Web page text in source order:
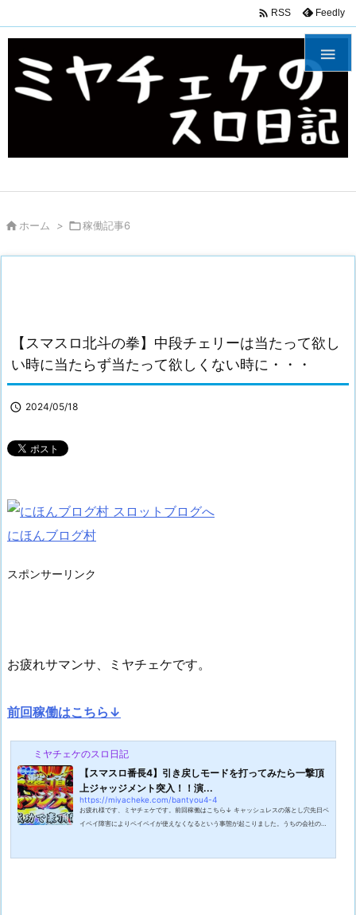

 RSS Feedly
 ホーム > 稼働記事6
【スマスロ北斗の拳】中段チェリーは当たって欲し
い時に当たらず当たって欲しくない時に・・・
 2024/05/18
にほんブログ村
スポンサーリンク
お疲れサマンサ、ミヤチェケです。
前回稼働はこちら↓
ミヤチェケのスロ日記
【スマスロ番長4】引き戻しモードを打ってみたら一撃頂
上ジャッジメント突入！！演...
https://miyacheke.com/bantyou4-4
お疲れ様です、ミヤチェケです。前回稼働はこちら↓ キャッシュレスの落とし穴先日ペ
イペイ障害によりペイペイが使えなくなるという事態が起こりました。うちの会社の先